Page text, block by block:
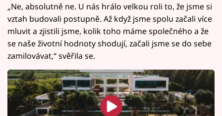
„Ne, absolutně ne. U nás hrálo velkou roli to, že jsme si
vztah budovali postupně. Až když jsme spolu začali více
mluvit a zjistili jsme, kolik toho máme společného a že
se naše životní hodnoty shodují, začali jsme se do sebe
zamilovávat,“ svěřila se.